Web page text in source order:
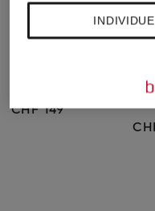
ROECKL
CHF 149